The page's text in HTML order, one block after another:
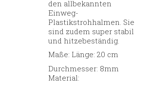
den allbekannten
Einweg-
Plastikstrohhalmen. Sie
sind zudem super stabil
und hitzebeständig.
Maße: Länge: 20 cm
Durchmesser: 8mm
Material: